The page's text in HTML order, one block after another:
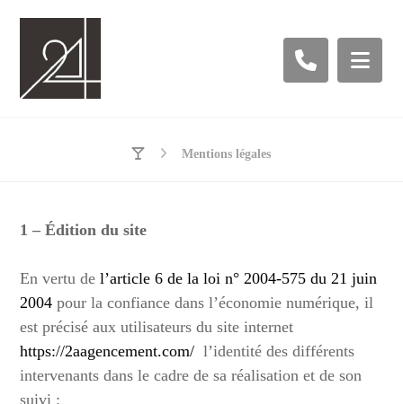
Mentions légales
1 – Édition du site
En vertu del’article 6 de la loi n° 2004-575 du 21 juin
2004 pour la confiance dans l’économie numérique, il
est précisé aux utilisateurs du site internet
https://2aagencement.com/ l’identité des différents
intervenants dans le cadre de sa réalisation et de son
suivi :